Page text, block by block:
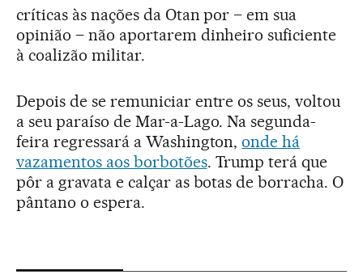
críticas às nações da Otan por – em sua
opinião – não aportarem dinheiro suficiente
à coalizão militar.
Depois de se remuniciar entre os seus, voltou
a seu paraíso de Mar-a-Lago. Na segunda-
feira regressará a Washington,onde há
vazamentos aos borbotões. Trump terá que
pôr a gravata e calçar as botas de borracha. O
pântano o espera.